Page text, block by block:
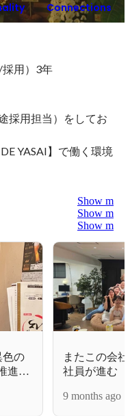
Connections
用）3年
採用担当）をしてお
YASAI】で働く環境
Show more
Show more
Show more
色の
進
またこの会
社員が進む
9 months ago